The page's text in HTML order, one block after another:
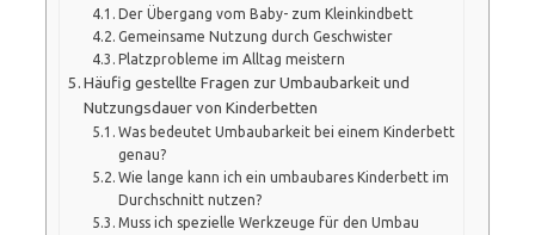
Der Übergang vom Baby- zum Kleinkindbett
Gemeinsame Nutzung durch Geschwister
Platzprobleme im Alltag meistern
Häufig gestellte Fragen zur Umbaubarkeit und
Nutzungsdauer von Kinderbetten
Was bedeutet Umbaubarkeit bei einem Kinderbett
genau?
Wie lange kann ich ein umbaubares Kinderbett im
Durchschnitt nutzen?
Muss ich spezielle Werkzeuge für den Umbau